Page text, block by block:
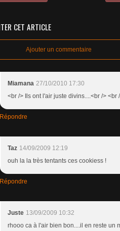
CET ARTICLE
Ajouter un commentaire
Miamana 27/10/2010 17:30
<br /> Ils ont l'air juste divins....<br /> <br
Répondre
Taz 14/09/2009 12:19
ouh la la très tentants ces cookiess !
Répondre
Juste 13/09/2009 10:32
rhooo ca à l'air bien bon....il en reste un